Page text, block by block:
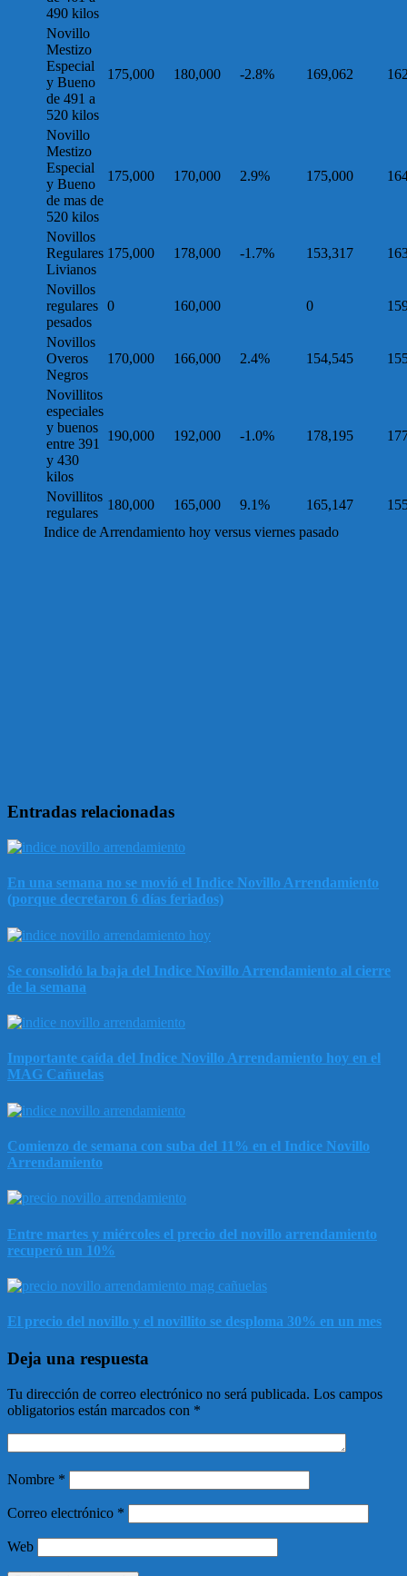
490 kilos
Novillo
Mestizo
Especial
y Bueno
de 491 a
520 kilos
175,000 180,000 -2.8% 169,062
Novillo
Mestizo
Especial
y Bueno
de mas de
520 kilos
175,000 170,000 2.9% 175,000
Novillos
Regulares
Livianos
175,000 178,000 -1.7% 153,317
Novillos
regulares
pesados
0 160,000 0
Novillos
Overos
Negros
170,000 166,000 2.4% 154,545
Novillitos
especiales
y buenos
entre 391
y 430
kilos
190,000 192,000 -1.0% 178,195
Novillitos
regulares
180,000 165,000 9.1% 165,147
Indice de Arrendamiento hoy versus viernes pasado
Entradas relacionadas
En una semana no se movió el Indice Novillo Arrendamiento
(porque decretaron 6 días feriados)
Se consolidó la baja del Indice Novillo Arrendamiento al cierre
de la semana
Importante caída del Indice Novillo Arrendamiento hoy en el
MAG Cañuelas
Comienzo de semana con suba del 11% en el Indice Novillo
Arrendamiento
Entre martes y miércoles el precio del novillo arrendamiento
recuperó un 10%
El precio del novillo y el novillito se desploma 30% en un mes
Deja una respuesta
Tu dirección de correo electrónico no será publicada. Los campos
obligatorios están marcados con *
Nombre *
Correo electrónico *
Web